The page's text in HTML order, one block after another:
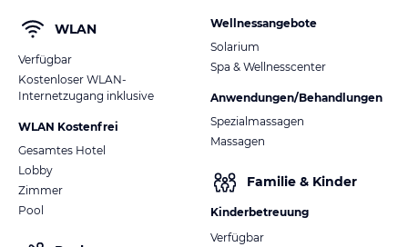
WLAN
Verfügbar
Kostenloser WLAN-
Internetzugang inklusive
WLAN Kostenfrei
Gesamtes Hotel
Lobby
Zimmer
Pool
Wellnessangebote
Solarium
Spa & Wellnesscenter
Anwendungen/Behandlungen
Spezialmassagen
Massagen
Familie & Kinder
Kinderbetreuung
Verfügbar